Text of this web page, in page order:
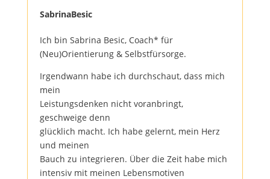
SabrinaBesic
Ich bin Sabrina Besic, Coach* für
(Neu)Orientierung & Selbstfürsorge.
Irgendwann habe ich durchschaut, dass mich
mein
Leistungsdenken nicht voranbringt,
geschweige denn
glücklich macht. Ich habe gelernt, mein Herz
und meinen
Bauch zu integrieren. Über die Zeit habe mich
intensiv mit meinen Lebensmotiven